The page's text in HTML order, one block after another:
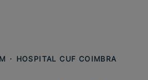
· HOSPITAL CUF COIMBRA